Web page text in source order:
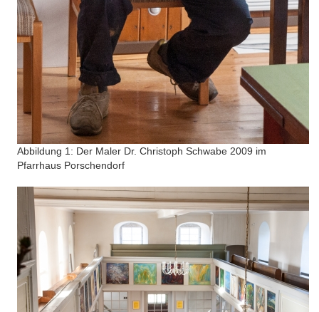
Abbildung 1: Der Maler Dr. Christoph Schwabe 2009 im
Pfarrhaus Porschendorf